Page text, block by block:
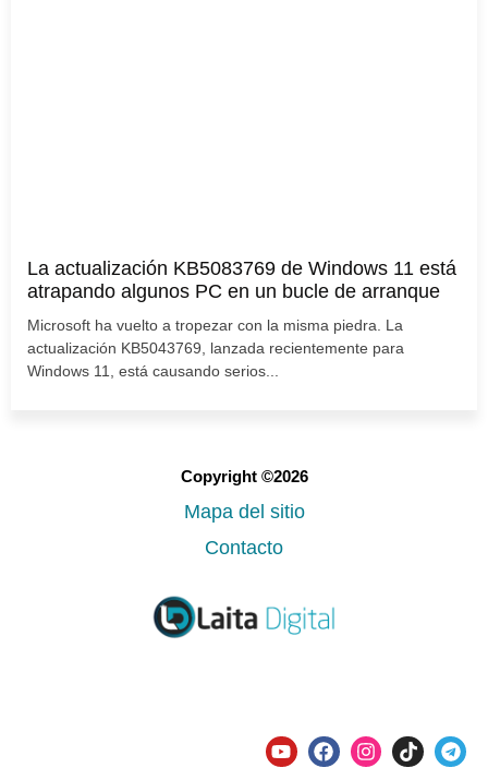
La actualización KB5083769 de Windows 11 está
atrapando algunos PC en un bucle de arranque
Microsoft ha vuelto a tropezar con la misma piedra. La
actualización KB5043769, lanzada recientemente para
Windows 11, está causando serios...
Copyright ©2026
Mapa del sitio
Contacto